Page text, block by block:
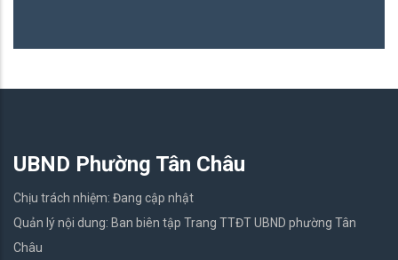
UBND Phường Tân Châu
Chịu trách nhiệm: Đang cập nhật
Quản lý nội dung: Ban biên tập Trang TTĐT UBND phường Tân
Châu